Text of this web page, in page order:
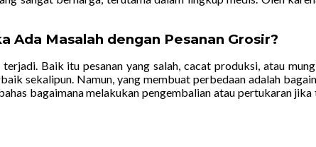
Ada Masalah dengan Pesanan Grosir?
Baik itu pesanan yang salah, cacat produksi, atau
sekalipun. Namun, yang membuat perbedaan adalah
bagaimana melakukan pengembalian atau pertukaran